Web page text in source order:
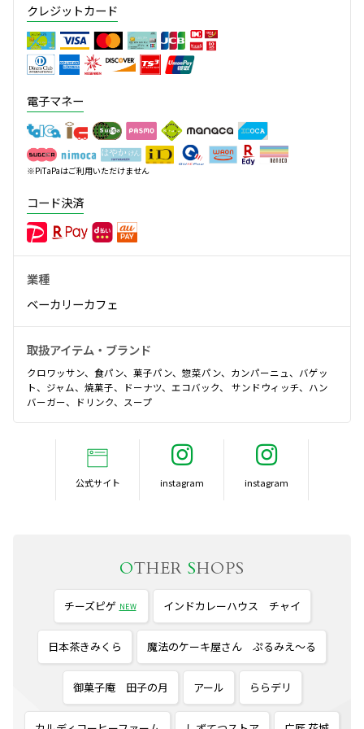
クレジットカード
電子マネー
※PiTaPaはご利用いただけません
コード決済
業種
ベーカリーカフェ
取扱アイテム・ブランド
クロワッサン、食パン、菓子パン、惣菜パン、カンパーニュ、バゲッ
ト、ジャム、焼菓子、ドーナツ、エコバック、 サンドウィッチ、ハン
バーガー、ドリンク、スープ
公式サイト
OTHER SHOPS
チーズピゲ NEW インドカレーハウス チャイ
日本茶きみくら 魔法のケーキ屋さん ぷるみえ〜る
御菓子庵 田子の月 アール ららデリ